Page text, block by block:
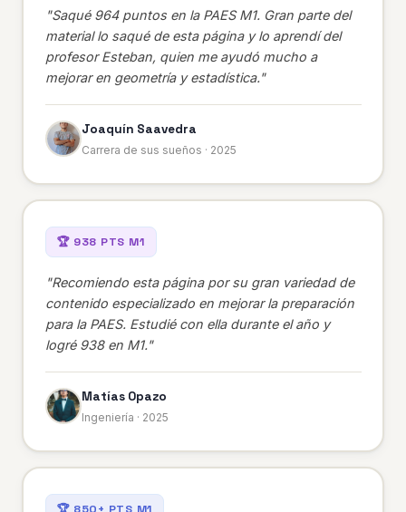
"Saqué 964 puntos en la PAES M1. Gran parte del
material lo saqué de esta página y lo aprendí del
profesor Esteban, quien me ayudó mucho a
mejorar en geometría y estadística."
Joaquín Saavedra
Carrera de sus sueños · 2025
🏆 938 PTS M1
"Recomiendo esta página por su gran variedad de
contenido especializado en mejorar la preparación
para la PAES. Estudié con ella durante el año y
logré 938 en M1."
Matías Opazo
Ingeniería · 2025
🏆 850+ PTS M1